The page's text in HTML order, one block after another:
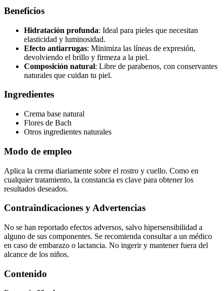
Beneficios
Hidratación profunda: Ideal para pieles que necesitan
elasticidad y luminosidad.
Efecto antiarrugas: Minimiza las líneas de expresión,
devolviendo el brillo y firmeza a la piel.
Composición natural: Libre de parabenos, con conservantes
naturales que cuidan tu piel.
Ingredientes
Crema base natural
Flores de Bach
Otros ingredientes naturales
Modo de empleo
Aplica la crema diariamente sobre el rostro y cuello. Como en
cualquier tratamiento, la constancia es clave para obtener los
resultados deseados.
Contraindicaciones y Advertencias
No se han reportado efectos adversos, salvo hipersensibilidad a
alguno de sus componentes. Se recomienda consultar a un médico
en caso de embarazo o lactancia. No ingerir y mantener fuera del
alcance de los niños.
Contenido